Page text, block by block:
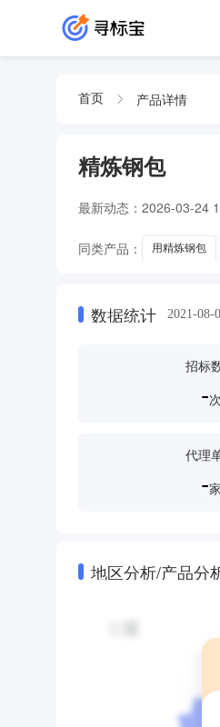
首页 产品详情
精炼钢包
最新动态： 2026-03-24
同类产品： 用精炼钢包
数据统计 2021-08-
招标
-次
代理
-家
地区分析/产品分